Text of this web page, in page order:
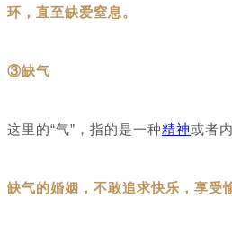
环，直至缺爱窒息。
③缺气
这里的“气”，指的是一种精神或者
缺气的婚姻，不敢追求快乐，享受